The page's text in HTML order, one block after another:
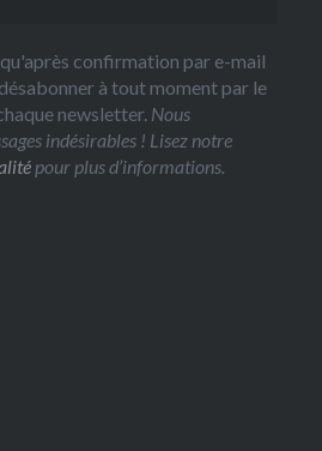
confirmation par e-mail
à tout moment par le
newsletter. Nous
indésirables ! Lisez notre
pour plus d’informations.